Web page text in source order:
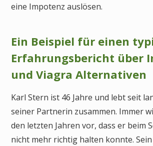
eine Impotenz auslösen.
Ein Beispiel für einen
Erfahrungsbericht über
und Viagra Alternativen
Karl Stern ist 46 Jahre und lebt seit
seiner Partnerin zusammen. Immer
den letzten Jahren vor, dass er beim
nicht mehr richtig halten konnte.